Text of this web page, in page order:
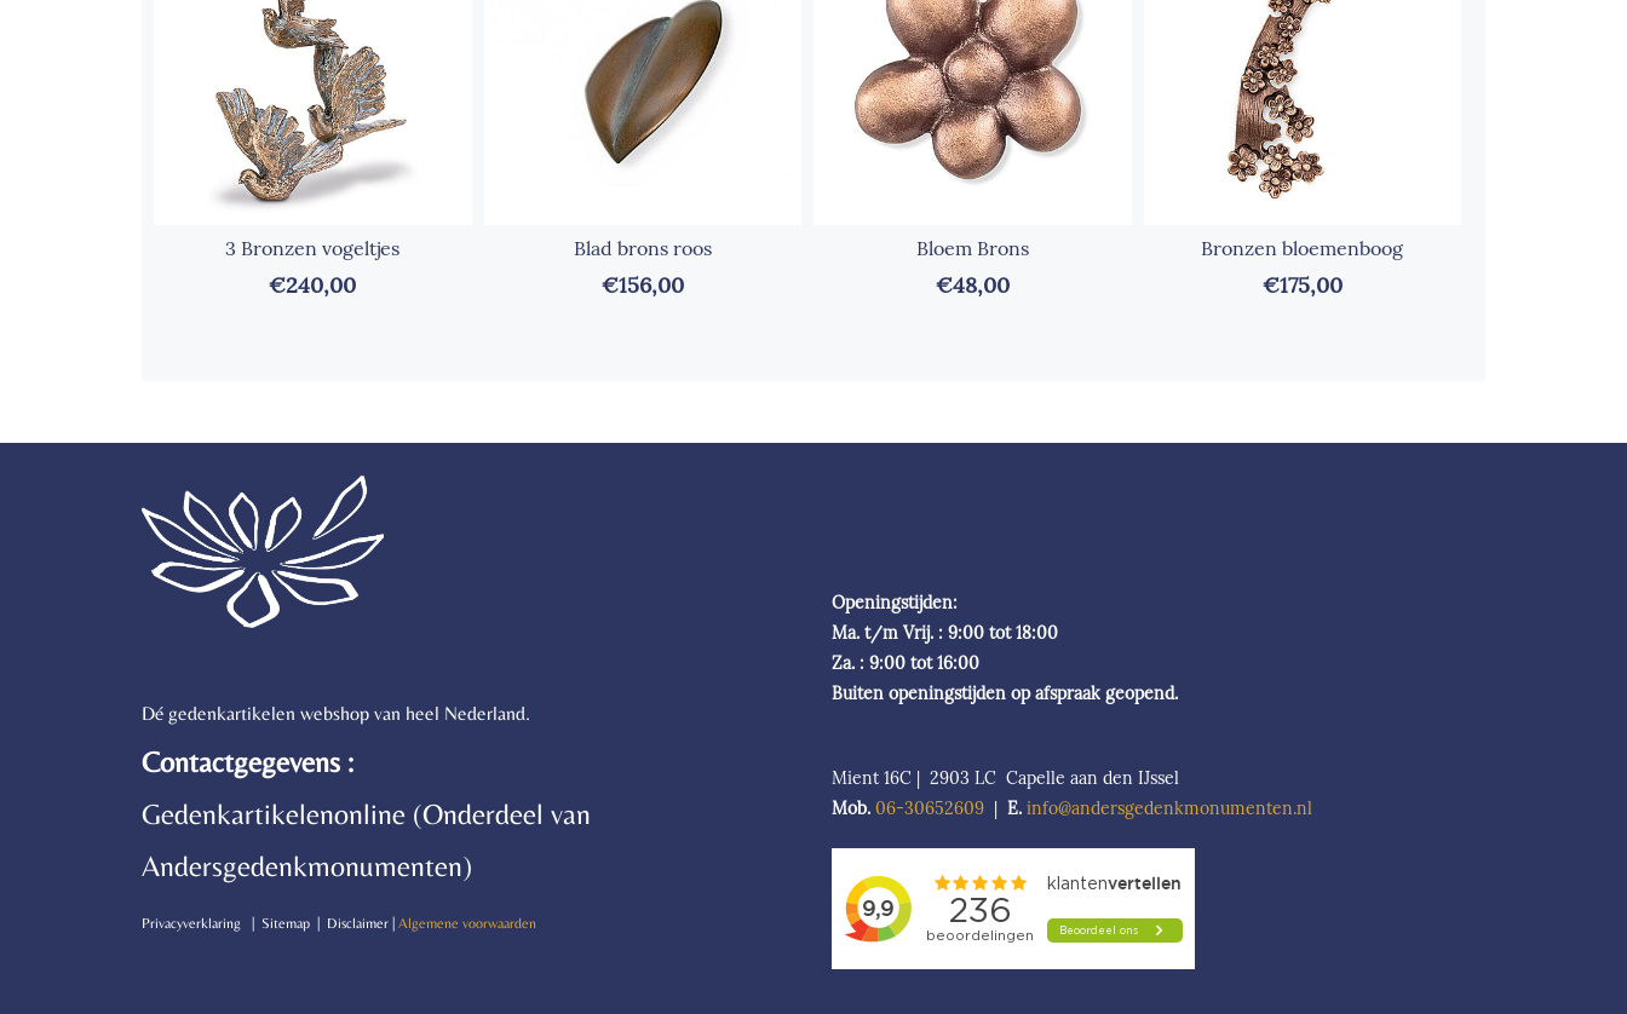
3 Bronzen vogeltjes
€240,00
Blad brons roos
€156,00
Bloem Brons
€48,00
Bronzen bloemenboog
€175,00
Dé gedenkartikelen webshop van heel Nederland.
Contactgegevens :
Gedenkartikelenonline (Onderdeel van
Andersgedenkmonumenten)
Privacyverklaring | Sitemap | Disclaimer | Algemene voorwaarden
Openingstijden:
Ma. t/m Vrij. : 9:00 tot 18:00
Za. : 9:00 tot 16:00
Buiten openingstijden op afspraak geopend.
Mient 16C | 2903 LC Capelle aan den IJssel
Mob. 06-30652609 | E. info@andersgedenkmonumenten.nl